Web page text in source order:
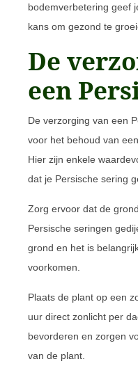
bodemverbetering geef
kans om gezond te
De
een
De verzorging van een
voor het behoud van
Hier zijn enkele
dat je Persische sering
Zorg ervoor dat de
Persische seringen
grond en het is
voorkomen.
Plaats de plant op een
uur direct zonlicht per
bevorderen en zorgen
van de plant.